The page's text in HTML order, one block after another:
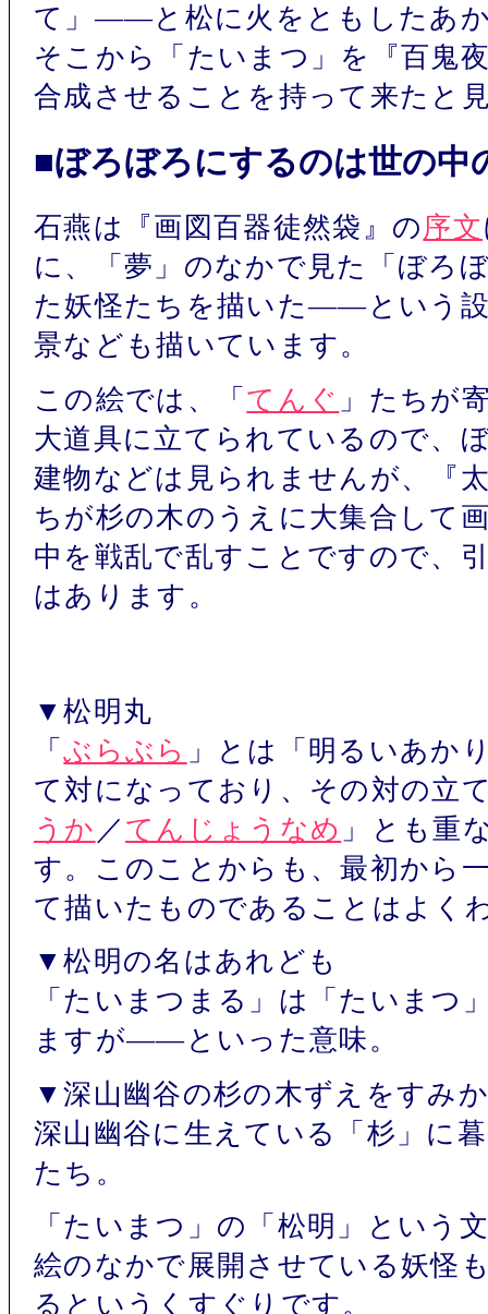
て」――と松に火をともしたあ
そこから「たいまつ」を『百鬼
合成させることを持って来たと
■ぼろぼろにするのは世の中
石燕は『画図百器徒然袋』の序文
に、「夢」のなかで見た「ぼろ
た妖怪たちを描いた――という
景なども描いています。
この絵では、「 てんぐ 」たちが
大道具に立てられているので、
建物などは見られませんが、『
ちが杉の木のうえに大集合して
中を戦乱で乱すことですので、
はあります。
▼松明丸
「ぶらぶら 」とは「明るいあか
て対になっており、その対の立
うか ／ てんじょうなめ 」とも重
す。このことからも、最初から
て描いたものであることはよく
▼松明の名はあれども
「たいまつまる」は「たいまつ
ますが――といった意味。
▼深山幽谷の杉の木ずえをすみ
深山幽谷に生えている「杉」に
たち。
「たいまつ」の「松明」という
絵のなかで展開させている妖怪
るというくすぐりです。